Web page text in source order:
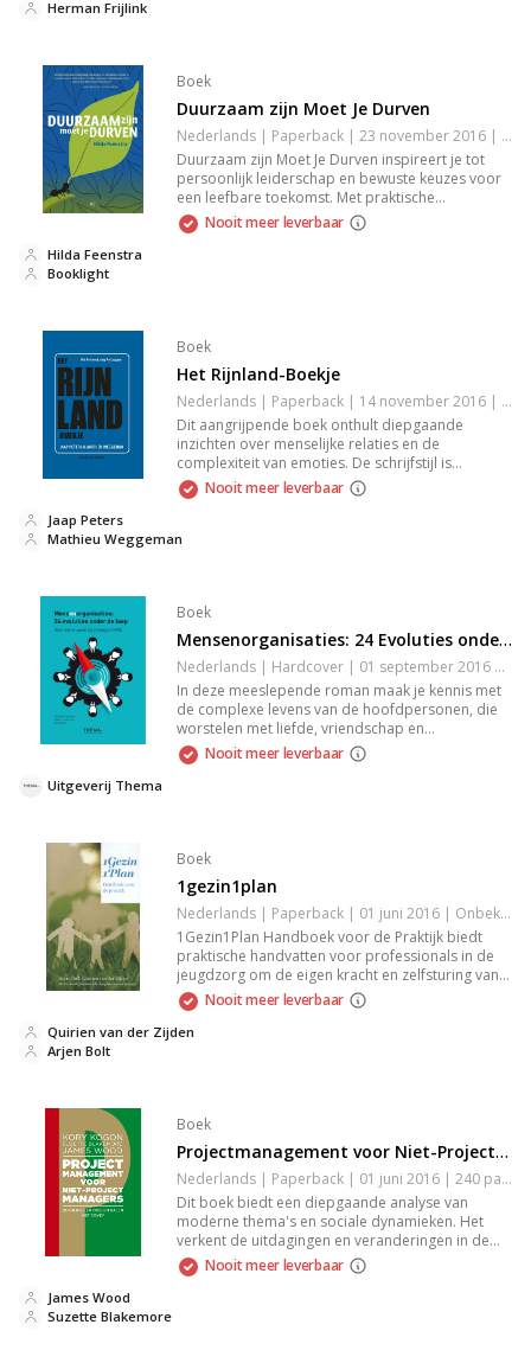
Herman Frijlink
Boek
Duurzaam zijn Moet Je Durven
Nederlands | Paperback | 23 november 2016 | 144 pagina's | 9789491472985
Duurzaam zijn Moet Je Durven inspireert je tot
persoonlijk leiderschap en bewuste keuzes voor
een leefbare toekomst. Met praktische
handvatten, kennis en motivatie helpt het boek je
stap voor stap bij te dragen aan een duurzame
Nooit meer leverbaar
Booklight
Hilda Feenstra
Boek
Het Rijnland-Boekje
Nederlands | Paperback | 14 november 2016 | 80 pagina's | 9789047010487
Dit aangrijpende boek onthult diepgaande
inzichten over menselijke relaties en de
complexiteit van emoties. De schrijfstijl is
meeslepend en prikkelt de verbeelding,
waardoor je wordt meegenomen in de wereld
voor iedereen die geïnteresseerd is in
Nooit meer leverbaar
Mathieu Weggeman
Jaap Peters
Boek
Mensenorganisaties: 24 Evoluties onder de Loep
Nederlands | Hardcover | 01 september 2016 | Onbekend | 9789462720701
In deze meeslepende roman maak je kennis met
de complexe levens van de hoofdpersonen, die
worstelen met liefde, vriendschap en
zelfontdekking. De schrijver schildert een
indringend portret van menselijke relaties en laat
Nooit meer leverbaar
Uitgeverij Thema
Boek
1gezin1plan
Nederlands | Paperback | 01 juni 2016 | Onbekend | 9789088506376
1Gezin1Plan Handboek voor de Praktijk biedt
praktische handvatten voor professionals in de
jeugdzorg om de eigen kracht en zelfsturing van
gezinnen met complexe problemen te versterken,
gebaseerd op een gezins- en oplossingsgerichte
aanpak.
Nooit meer leverbaar
Arjen Bolt
Quirien van der Zijden
Boek
Projectmanagement voor Niet-Projectmanagers
Nederlands | Paperback | 01 juni 2016 | 240 pagina's | 9789047009481
Dit boek biedt een diepgaande analyse van
moderne thema's en sociale dynamieken. Het
verkent de uitdagingen en veranderingen in de
hedendaagse samenleving, met een focus op
menselijke relaties en persoonlijke groei.
Nooit meer leverbaar
Suzette Blakemore
James Wood